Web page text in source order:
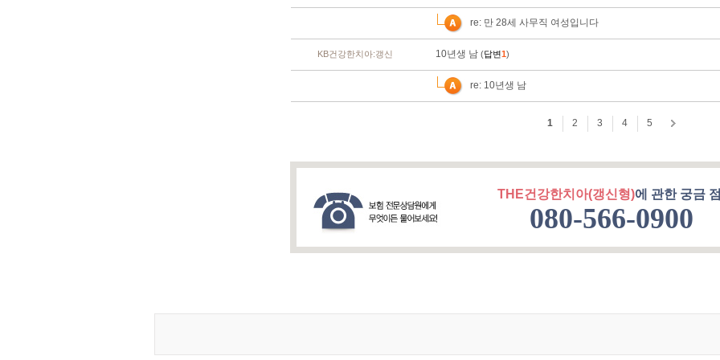
THE건강한치아(갱신형)에 관한 궁금
080-566-0900